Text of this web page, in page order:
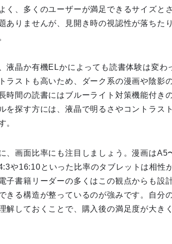
く、多くのユーザーが満足できるサイズと
ありませんが、見開き時の視認性が落ちた
液晶か有機ELかによっても読書体験は変わ
ラストも高いため、ダーク系の漫画や陰影
時間の読書にはブルーライト対策機能付き
を探す方には、液晶で明るさやコントラス
。
、画面比率にも注目しましょう。漫画は
や16:10といった比率のタブレットは相性
子書籍リーダーの多くはこの観点からも設
きる構造が整っているのが強みです。自分
解しておくことで、購入後の満足度が大き